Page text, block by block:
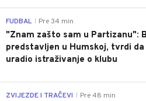
FUDBAL Pre 34 min
"Znam zašto sam u Partizanu":
predstavljen u Humskoj, tvrdi da
uradio istraživanje o klubu
ZVIJEZDE I TRAČEVI Pre 48 min